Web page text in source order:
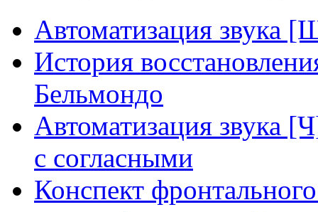
Автоматизация звука
История
Бельмондо
Автоматизация звука
с согласными
Конспект